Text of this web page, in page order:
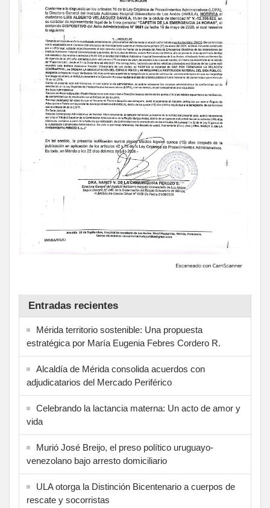
Entradas recientes
Mérida territorio sostenible: Una propuesta
estratégica por María Eugenia Febres Cordero R.
Alcaldía de Mérida consolida acuerdos con
adjudicatarios del Mercado Periférico
Celebrando la lactancia materna: Un acto de amor y
vida
Murió José Breijo, el preso político uruguayo-
venezolano bajo arresto domiciliario
ULA otorga la Distinción Bicentenario a cuerpos de
rescate y socorristas